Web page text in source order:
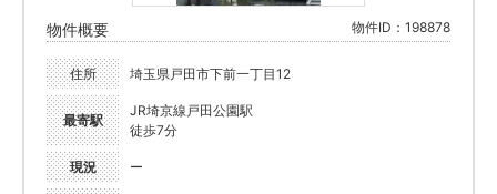
物件概要 物件ID：198878
住所 埼玉県戸田市下前一丁目12
最寄駅
JR埼京線戸田公園駅
徒歩7分
現況 ー